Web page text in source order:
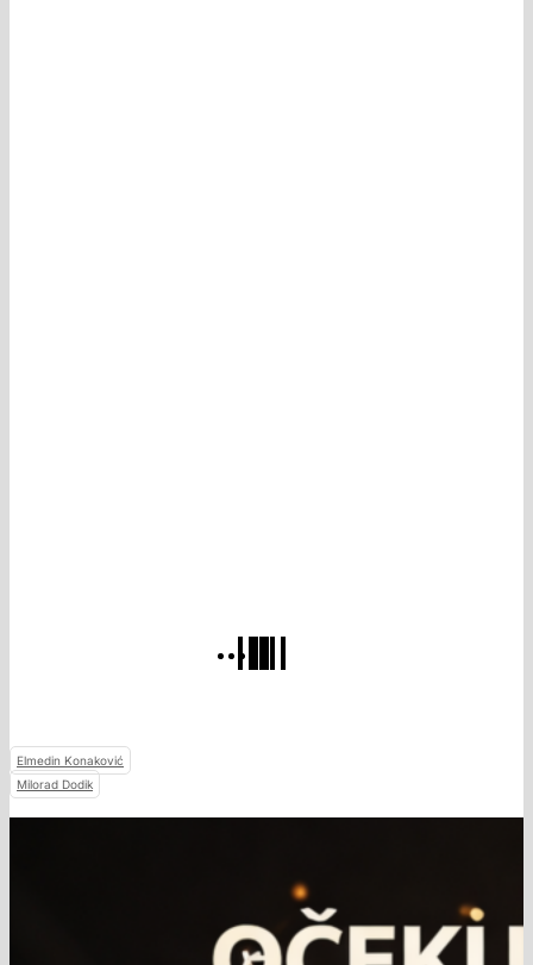
Elmedin Konaković
Milorad Dodik